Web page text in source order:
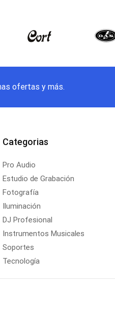
ofertas y más.
Categorias
Pro Audio
Estudio de Grabación
Fotografía
Iluminación
DJ Profesional
Instrumentos Musicales
Soportes
Tecnología